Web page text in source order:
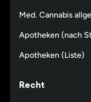
Med. Cannabis
Apotheken (nach
Apotheken (Liste)
Recht